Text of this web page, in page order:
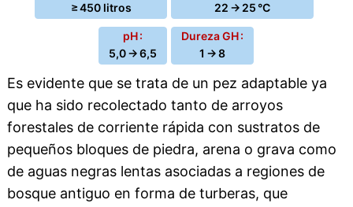
≥ 450 litros
22 → 25 °C
pH :
5,0 → 6,5
Dureza GH :
1 → 8
Es evidente que se trata de un pez adaptable ya
que ha sido recolectado tanto de arroyos
forestales de corriente rápida con sustratos de
pequeños bloques de piedra, arena o grava como
de aguas negras lentas asociadas a regiones de
bosque antiguo en forma de turberas, que